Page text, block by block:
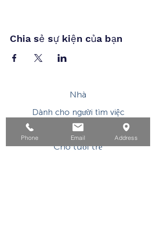
Chia sẻ sự kiện của bạn
Nhà
Dành cho người tìm việc
Dành cho doanh nghiệp
Cho tuổi trẻ
Phone Email Address